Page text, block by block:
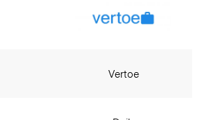
Vertoe